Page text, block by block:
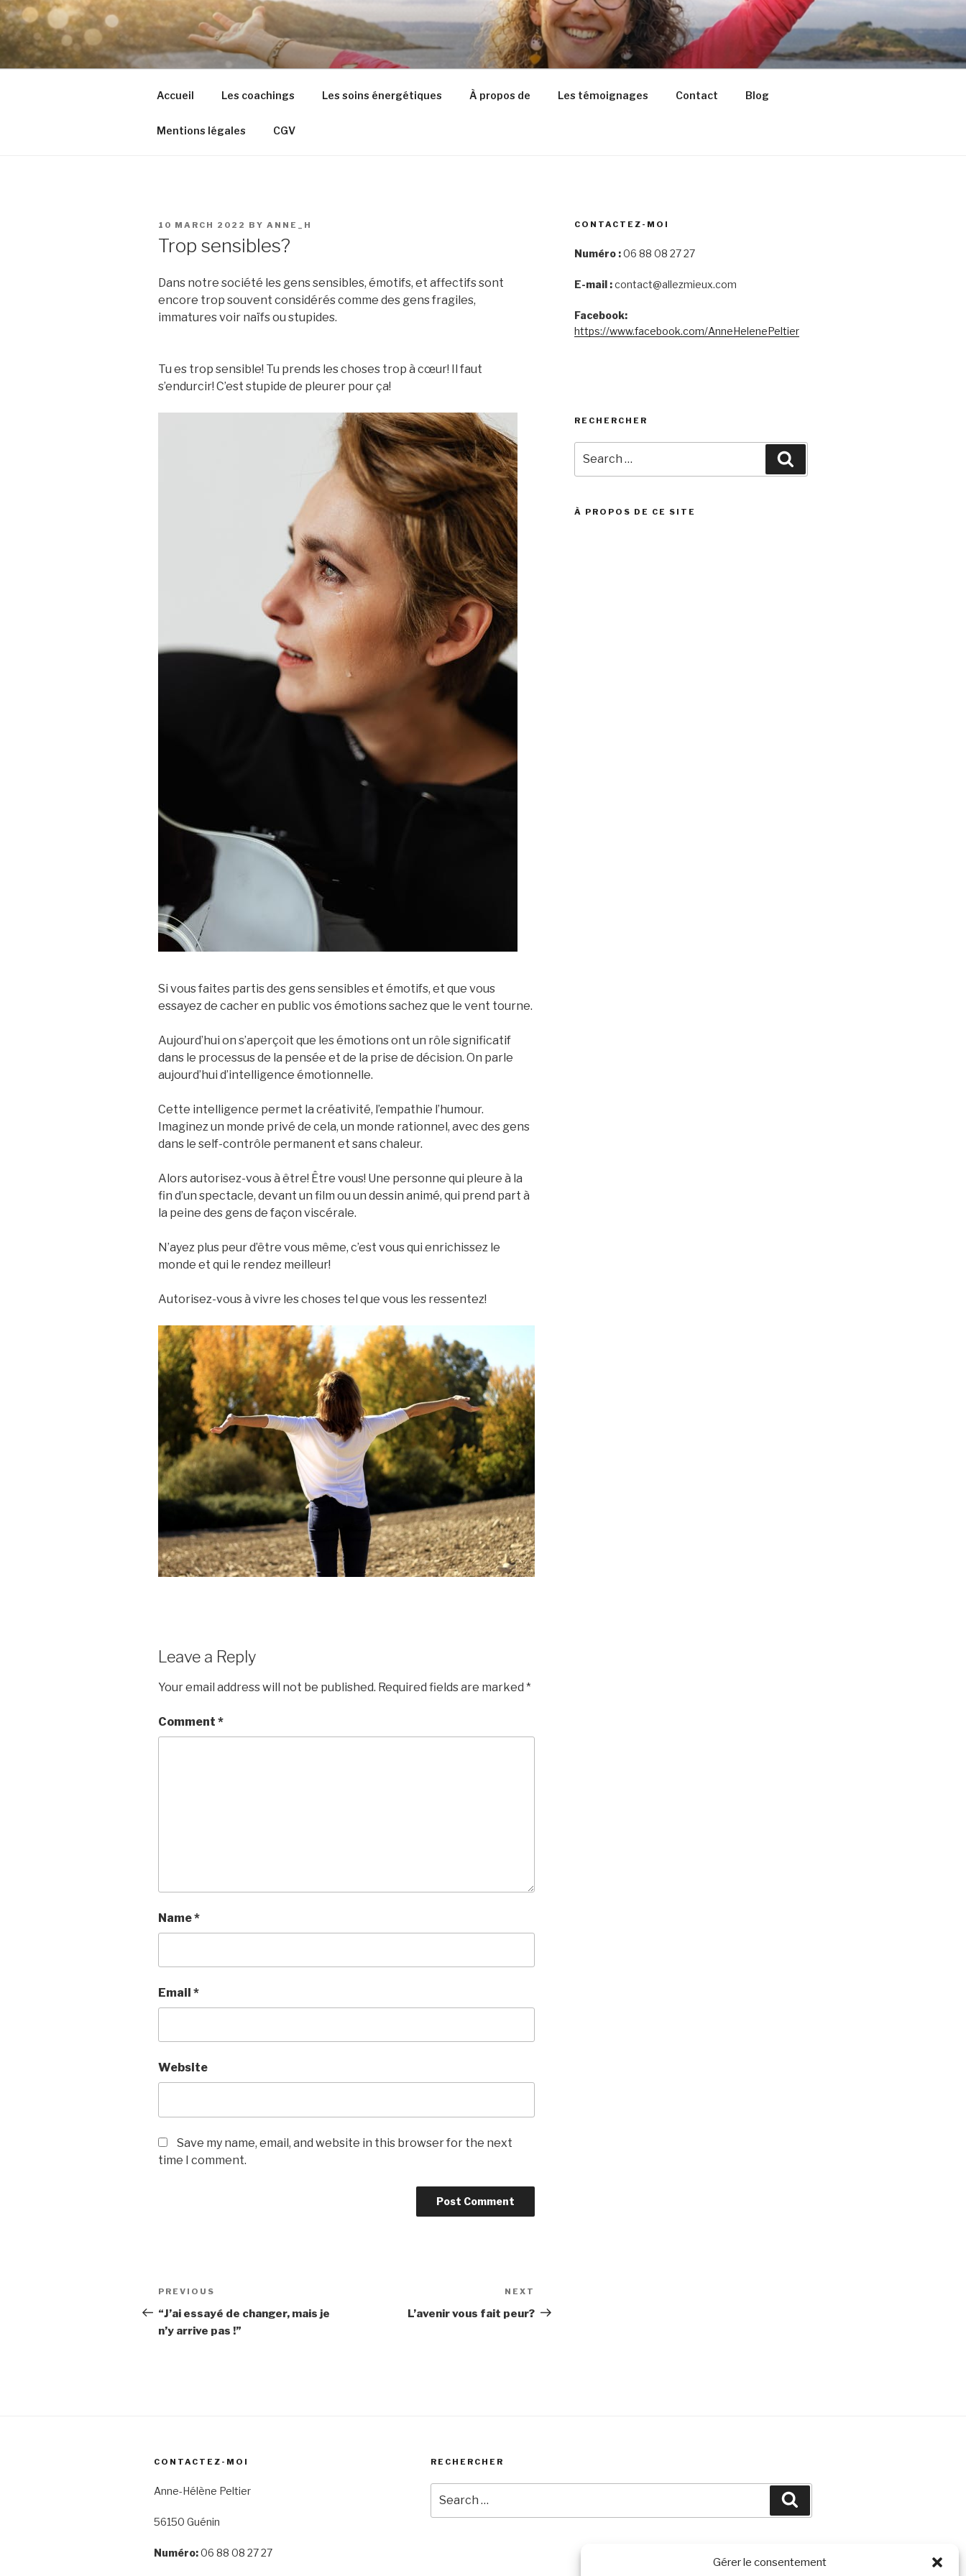
Gérer le consentement
Skip
to
content
Accueil Les coachings Les soins énergétiques À propos de Les témoignages Contact Blog
Mentions légales CGV
POSTED
10 MARCH 2022 BY ANNE_H
Trop sensibles?
Dans notre société les gens sensibles, émotifs, et affectifs sont
encore trop souvent considérés comme des gens fragiles,
immatures voir naïfs ou stupides.
Tu es trop sensible! Tu prends les choses trop à cœur! Il faut
s’endurcir! C’est stupide de pleurer pour ça!
Si vous faites partis des gens sensibles et émotifs, et que vous
essayez de cacher en public vos émotions sachez que le vent tourne.
Aujourd’hui on s’aperçoit que les émotions ont un rôle significatif
dans le processus de la pensée et de la prise de décision. On parle
aujourd’hui d’intelligence émotionnelle.
Cette intelligence permet la créativité, l’empathie l’humour.
Imaginez un monde privé de cela, un monde rationnel, avec des gens
dans le self-contrôle permanent et sans chaleur.
Alors autorisez-vous à être! Être vous! Une personne qui pleure à la
fin d’un spectacle, devant un film ou un dessin animé, qui prend part à
la peine des gens de façon viscérale.
N’ayez plus peur d’être vous même, c’est vous qui enrichissez le
monde et qui le rendez meilleur!
Autorisez-vous à vivre les choses tel que vous les ressentez!
Leave a Reply
Your email address will not be published. Required fields are marked *
Comment *
Name*
Email *
Website
Save my name, email, and website in this browser for the next
time I comment.
Post
navigation
Previous
Post
PREVIOUS
“J’ai essayé de changer, mais je
n’y arrive pas !”
Post
NEXT
L’avenir vous fait peur?
CONTACTEZ-MOI
Numéro :06 88 08 27 27
E-mail :contact@allezmieux.com
Facebook:
https://www.facebook.com/AnneHelenePeltier
RECHERCHER
for:
À PROPOS DE CE SITE
CONTACTEZ-MOI
Anne-Hélène Peltier
56150 Guénin
Numéro:06 88 08 27 27
RECHERCHER
for: